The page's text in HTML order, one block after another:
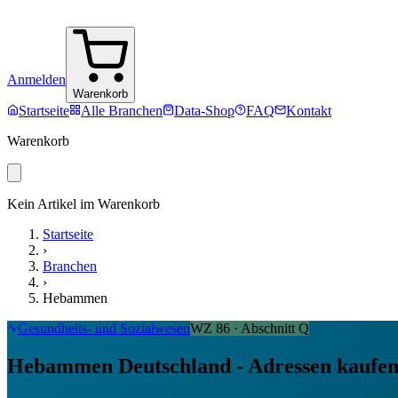
Anmelden
Warenkorb
Startseite Alle Branchen Data-Shop FAQ
Kontakt
Warenkorb
Kein Artikel im Warenkorb
Startseite
›
Branchen
›
Hebammen
Gesundheits- und SozialwesenWZ 86 · Abschnitt Q
Hebammen Deutschland - Adressen kaufen